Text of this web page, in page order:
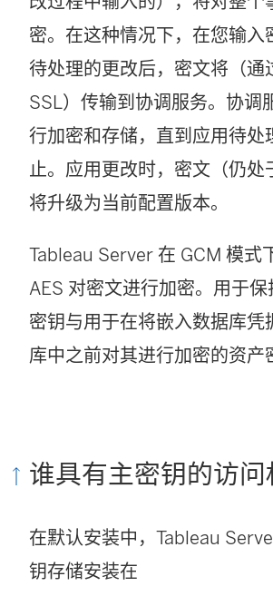
密。在这种情况下，在您输入
待处理的更改后，密文将（通
SSL）传输到协调服务。协调
行加密和存储，直到应用待处
止。应用更改时，密文（仍处
将升级为当前配置版本。
Tableau Server 在 GCM 模式
AES 对密文进行加密。用于
密钥与用于在将嵌入数据库凭
库中之前对其进行加密的资产
谁具有主密钥的访问
在默认安装中，Tableau
钥存储安装在